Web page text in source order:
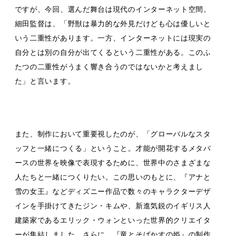
ですが、今回、選んだ舞台は現代のインターネット空間。
細田監督は、「野獣は暴力的な外見だけども心は優しいと
いう二重性があります。一方、インターネットには現実の
自分とは別の自分が出てくるという二重性がある。このふ
たつの二重性がうまく響き合うのではないかと考えまし
た」と言います。
また、制作において重要視したのが、「グローバルなスタ
ッフと一緒につくる」ということ。才能が開花するメタバ
ースの世界を映像で表現するために、世界中のさまざまな
人たちと一緒につくりたい。この思いのもとに、『アナと
雪の女王』などディズニー作品で数々のキャラクターデザ
インを手掛けてきたジン・キムや、新進気鋭のイギリス人
建築家であるエリック・ウォンといった世界的クリエイタ